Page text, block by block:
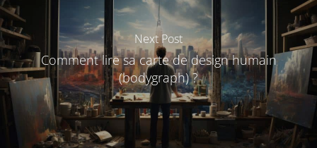
Next Post
Comment lire sa carte de design humain
(bodygraph) ?